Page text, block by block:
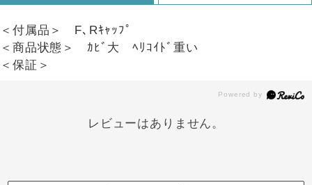
＜付属品＞ F､Rｷｬｯﾌﾟ
＜商品状態＞ ｶﾋﾞ大 ﾍﾘｺｲﾄﾞ重い
＜保証＞
レビューはありません。